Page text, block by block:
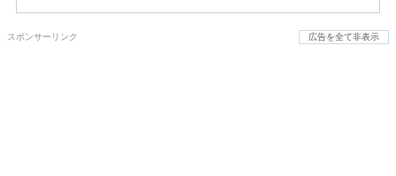
スポンサーリンク 広告を全て非表示